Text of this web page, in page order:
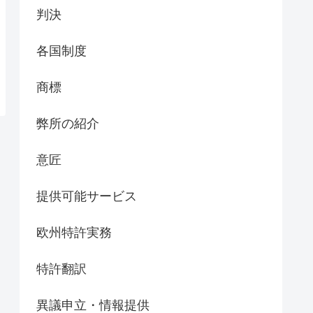
判決
各国制度
商標
弊所の紹介
意匠
提供可能サービス
欧州特許実務
特許翻訳
異議申立・情報提供